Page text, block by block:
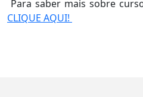
Para saber mais sobre
CLIQUE AQUI!